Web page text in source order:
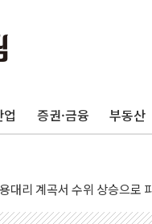
업 증권·금융 부동산
' 꺼낸 김민석에 '뻔뻔' 받아
중부 전 해상 풍랑주의보…10
염에 온열질환 사망 23명…
대리 계곡서 수위 상승으로
, 11~14일 '별똥별 멍' 운영